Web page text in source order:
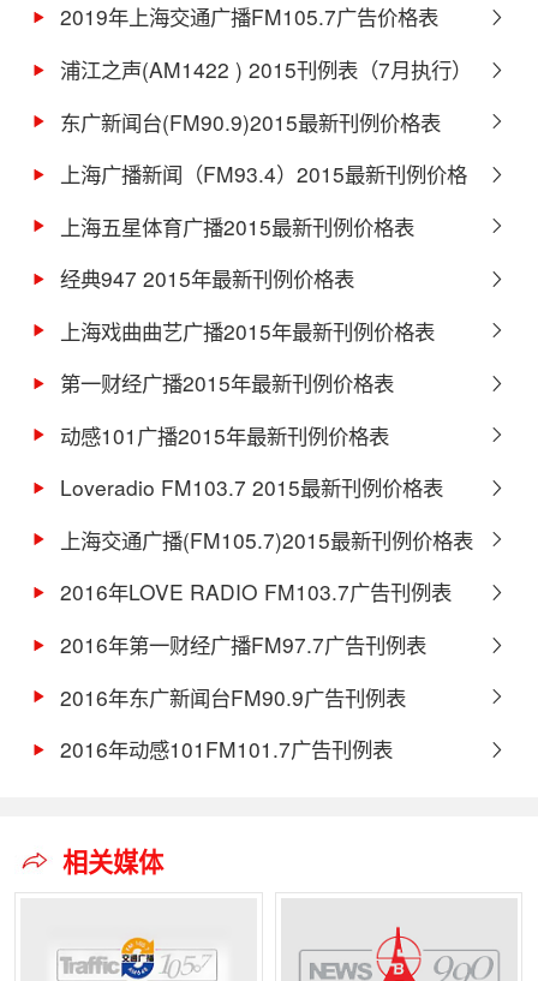
2019年上海交通广播FM105.7广告价格表
浦江之声(AM1422 ) 2015刊例表（7月执行）
东广新闻台(FM90.9)2015最新刊例价格表
上海广播新闻（FM93.4）2015最新刊例价格
表
上海五星体育广播2015最新刊例价格表
经典947 2015年最新刊例价格表
上海戏曲曲艺广播2015年最新刊例价格表
第一财经广播2015年最新刊例价格表
动感101广播2015年最新刊例价格表
Loveradio FM103.7 2015最新刊例价格表
上海交通广播(FM105.7)2015最新刊例价格表
2016年LOVE RADIO FM103.7广告刊例表
2016年第一财经广播FM97.7广告刊例表
2016年东广新闻台FM90.9广告刊例表
2016年动感101FM101.7广告刊例表
相关媒体